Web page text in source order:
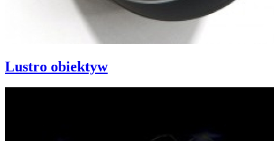
Lustro obiektyw